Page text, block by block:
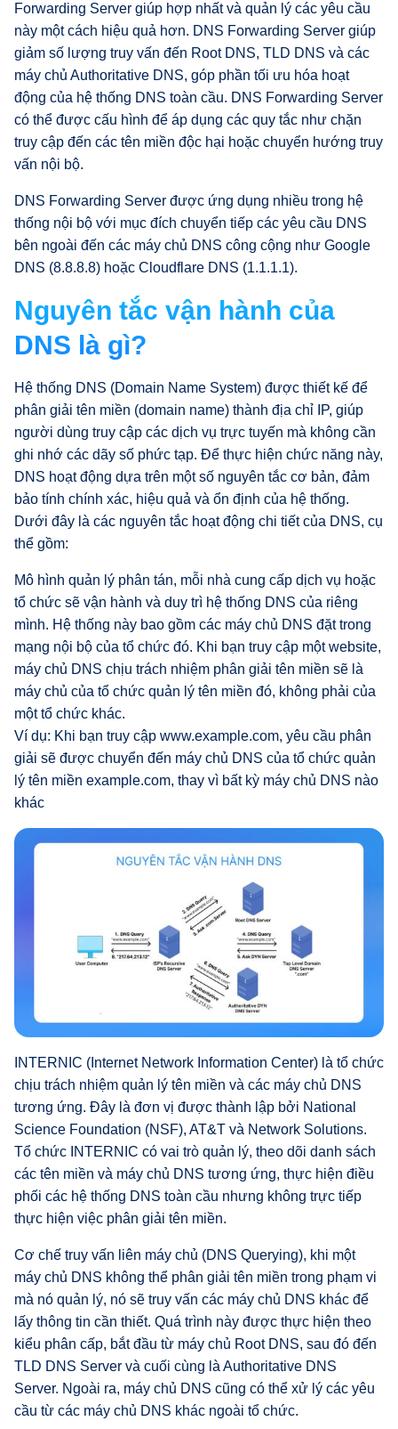
Forwarding Server giúp hợp nhất và quản lý các yêu cầu
này một cách hiệu quả hơn. DNS Forwarding Server giúp
giảm số lượng truy vấn đến Root DNS, TLD DNS và các
máy chủ Authoritative DNS, góp phần tối ưu hóa hoạt
động của hệ thống DNS toàn cầu. DNS Forwarding Server
có thể được cấu hình để áp dụng các quy tắc như chặn
truy cập đến các tên miền độc hại hoặc chuyển hướng truy
vấn nội bộ.
DNS Forwarding Server được ứng dụng nhiều trong hệ
thống nội bộ với mục đích chuyển tiếp các yêu cầu DNS
bên ngoài đến các máy chủ DNS công cộng như Google
DNS (8.8.8.8) hoặc Cloudflare DNS (1.1.1.1).
Nguyên tắc vận hành của
DNS là gì?
Hệ thống DNS (Domain Name System) được thiết kế để
phân giải tên miền (domain name) thành địa chỉ IP, giúp
người dùng truy cập các dịch vụ trực tuyến mà không cần
ghi nhớ các dãy số phức tạp. Để thực hiện chức năng này,
DNS hoạt động dựa trên một số nguyên tắc cơ bản, đảm
bảo tính chính xác, hiệu quả và ổn định của hệ thống.
Dưới đây là các nguyên tắc hoạt động chi tiết của DNS, cụ
thể gồm:
Mô hình quản lý phân tán, mỗi nhà cung cấp dịch vụ hoặc
tổ chức sẽ vận hành và duy trì hệ thống DNS của riêng
mình. Hệ thống này bao gồm các máy chủ DNS đặt trong
mạng nội bộ của tổ chức đó. Khi bạn truy cập một website,
máy chủ DNS chịu trách nhiệm phân giải tên miền sẽ là
máy chủ của tổ chức quản lý tên miền đó, không phải của
một tổ chức khác.
Ví dụ: Khi bạn truy cập www.example.com, yêu cầu phân
giải sẽ được chuyển đến máy chủ DNS của tổ chức quản
lý tên miền example.com, thay vì bất kỳ máy chủ DNS nào
khác
INTERNIC (Internet Network Information Center) là tổ chức
chịu trách nhiệm quản lý tên miền và các máy chủ DNS
tương ứng. Đây là đơn vị được thành lập bởi National
Science Foundation (NSF), AT&T và Network Solutions.
Tổ chức INTERNIC có vai trò quản lý, theo dõi danh sách
các tên miền và máy chủ DNS tương ứng, thực hiện điều
phối các hệ thống DNS toàn cầu nhưng không trực tiếp
thực hiện việc phân giải tên miền.
Cơ chế truy vấn liên máy chủ (DNS Querying), khi một
máy chủ DNS không thể phân giải tên miền trong phạm vi
mà nó quản lý, nó sẽ truy vấn các máy chủ DNS khác để
lấy thông tin cần thiết. Quá trình này được thực hiện theo
kiểu phân cấp, bắt đầu từ máy chủ Root DNS, sau đó đến
TLD DNS Server và cuối cùng là Authoritative DNS
Server. Ngoài ra, máy chủ DNS cũng có thể xử lý các yêu
cầu từ các máy chủ DNS khác ngoài tổ chức.